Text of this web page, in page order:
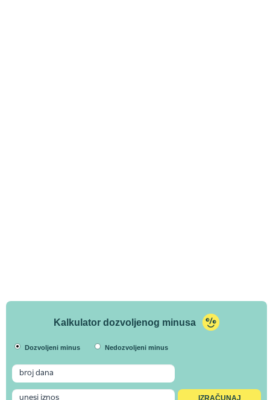
Kalkulator dozvoljenog minusa
Dozvoljeni minus Nedozvoljeni minus